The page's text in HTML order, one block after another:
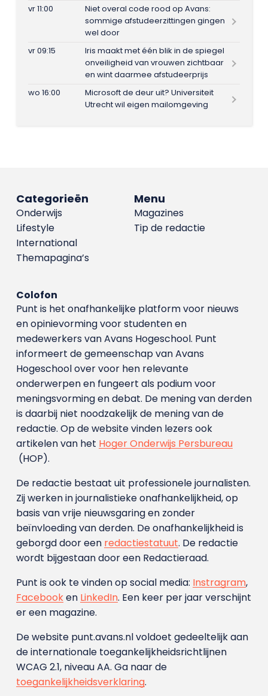
vr 11:00
Niet overal code rood op Avans:
sommige afstudeerzittingen gingen
wel door
vr 09:15
Iris maakt met één blik in de spiegel
onveiligheid van vrouwen zichtbaar
en wint daarmee afstudeerprijs
wo 16:00
Microsoft de deur uit? Universiteit
Utrecht wil eigen mailomgeving
Menu
Magazines
Tip de redactie
Categorieën
Onderwijs
Lifestyle
International
Themapagina’s
Colofon
Punt is het onafhankelijke platform voor nieuws
en opinievorming voor studenten en
medewerkers van Avans Hoge­school. Punt
informeert de gemeenschap van Avans
Hogeschool over voor hen relevante
onderwerpen en fungeert als podium voor
meningsvorming en debat. De mening van derden
is daarbij niet noodzakelijk de mening van de
redactie. Op de website vinden lezers ook
artikelen van het Hoger Onderwijs Persbureau
(HOP).
De redactie bestaat uit professionele journalisten.
Zij werken in journalistieke onafhankelijkheid, op
basis van vrije nieuwsgaring en zonder
beïnvloeding van derden. De onafhankelijkheid is
geborgd door een redactiestatuut. De redactie
wordt bijgestaan door een Redactieraad.
Punt is ook te vinden op social media: Instragram,
Facebooken LinkedIn. Een keer per jaar verschijnt
er een magazine.
De website punt.avans.nl voldoet gedeeltelijk aan
de internationale toegankelijkheidsrichtlijnen
WCAG 2.1, niveau AA. Ga naar de
toegankelijkheidsverklaring.